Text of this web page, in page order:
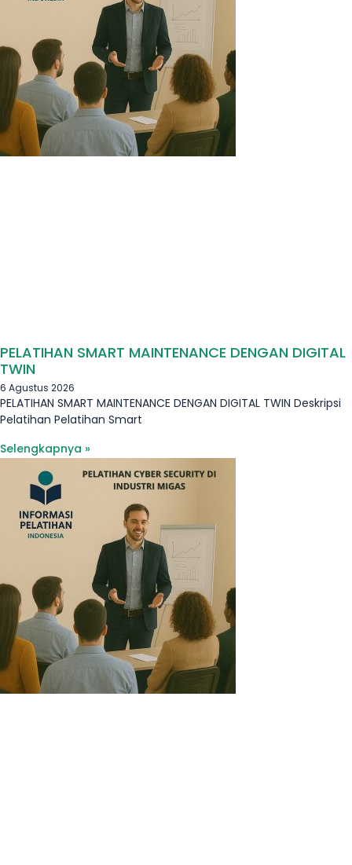
PELATIHAN SMART MAINTENANCE DENGAN DIGITAL
TWIN
6 Agustus 2026
PELATIHAN SMART MAINTENANCE DENGAN DIGITAL TWIN Deskripsi
Pelatihan Pelatihan Smart
Selengkapnya »